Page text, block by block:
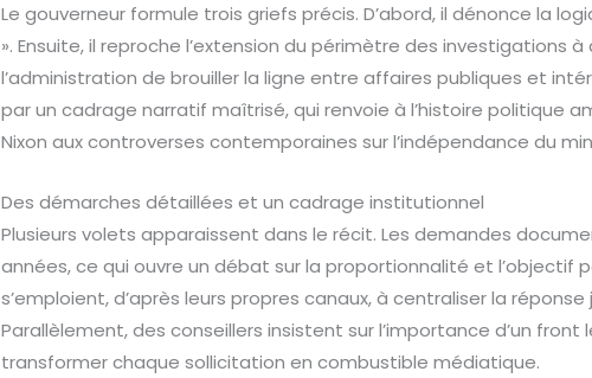
Le gouverneur formule trois griefs précis. D’abord, il dénonce la
». Ensuite, il reproche l’extension du périmètre des investigations
l’administration de brouiller la ligne entre affaires publiques et
par un cadrage narratif maîtrisé, qui renvoie à l’histoire politique
Nixon aux controverses contemporaines sur l’indépendance du
Des démarches détaillées et un cadrage institutionnel
Plusieurs volets apparaissent dans le récit. Les demandes
années, ce qui ouvre un débat sur la proportionnalité et l’objectif
s’emploient, d’après leurs propres canaux, à centraliser la
Parallèlement, des conseillers insistent sur l’importance d’un front
transformer chaque sollicitation en combustible médiatique.